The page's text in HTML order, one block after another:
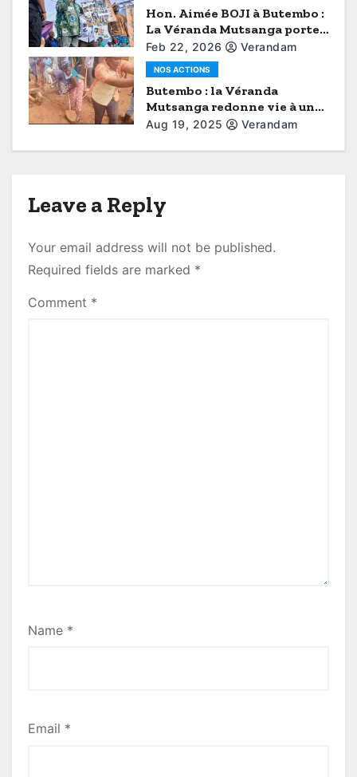
n
Hon. Aimée BOJI à Butembo :
La Véranda Mutsanga porte
la voix du Grand Nord-Kivu
Feb 22, 2026 Verandam
NOS ACTIONS
Butembo : la Véranda
Mutsanga redonne vie à une
route abandonnée
Aug 19, 2025 Verandam
Leave a Reply
Your email address will not be published.
Required fields are marked *
Comment *
Name *
Email *